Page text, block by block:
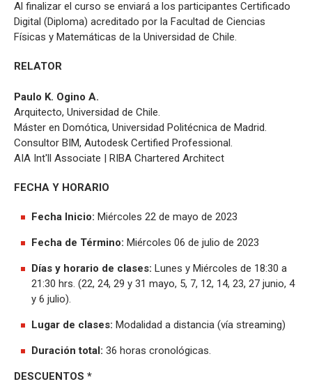
Al finalizar el curso se enviará a los participantes Certificado
Digital (Diploma) acreditado por la Facultad de Ciencias
Físicas y Matemáticas de la Universidad de Chile.
RELATOR
Paulo K. Ogino A.
Arquitecto, Universidad de Chile.
Máster en Domótica, Universidad Politécnica de Madrid.
Consultor BIM, Autodesk Certified Professional.
AIA Int'll Associate | RIBA Chartered Architect
FECHA Y HORARIO
Fecha Inicio: Miércoles 22 de mayo de 2023
Fecha de Término: Miércoles 06 de julio de 2023
Días y horario de clases: Lunes y Miércoles de 18:30 a
21:30 hrs. (22, 24, 29 y 31 mayo, 5, 7, 12, 14, 23, 27 junio, 4
y 6 julio).
Lugar de clases: Modalidad a distancia (vía streaming)
Duración total: 36 horas cronológicas.
DESCUENTOS *